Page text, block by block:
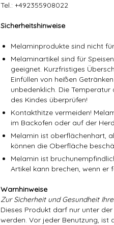
Tel.: +492355908022
Sicherheitshinweise
Melaminprodukte sind nicht
Melaminartikel sind für
geeignet. Kurzfristiges
Einfüllen von heißen
unbedenklich. Die
des Kindes überprüfen!
Kontakthitze vermeiden!
im Backofen oder auf der
Melamin ist oberflächenhart,
können die Oberfläche
Melamin ist
Artikel kann brechen, wenn er
Warnhinweise
Zur Sicherheit und Gesundheit
Dieses Produkt darf nur unter
werden. Vor jeder Benutzung, ist